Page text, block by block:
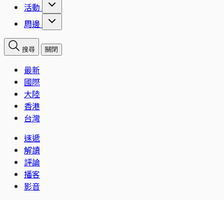
活動
周邊
搜尋 關閉
最新
國際
大陸
香港
台灣
速遞
解讀
評論
播客
影音